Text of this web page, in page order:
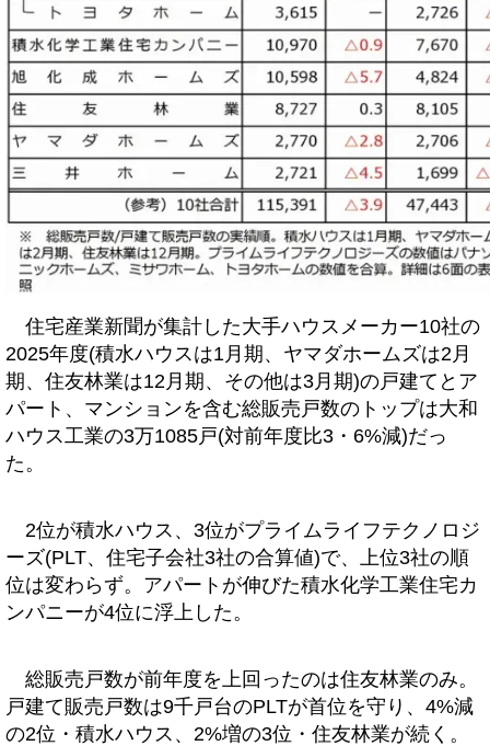
住宅産業新聞が集計した大手ハウスメーカー10社の
2025年度(積水ハウスは1月期、ヤマダホームズは2月
期、住友林業は12月期、その他は3月期)の戸建てとア
パート、マンションを含む総販売戸数のトップは大和
ハウス工業の3万1085戸(対前年度比3・6%減)だっ
た。
2位が積水ハウス、3位がプライムライフテクノロジ
ーズ(PLT、住宅子会社3社の合算値)で、上位3社の順
位は変わらず。アパートが伸びた積水化学工業住宅カ
ンパニーが4位に浮上した。
総販売戸数が前年度を上回ったのは住友林業のみ。
戸建て販売戸数は9千戸台のPLTが首位を守り、4%減
の2位・積水ハウス、2%増の3位・住友林業が続く。